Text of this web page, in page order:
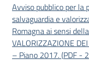
Guglielmi
Seguici
Avviso pubblico per la
salvaguardia e
Romagna ai sensi
VALORIZZAZIONE
– Piano 2017.(PDF -